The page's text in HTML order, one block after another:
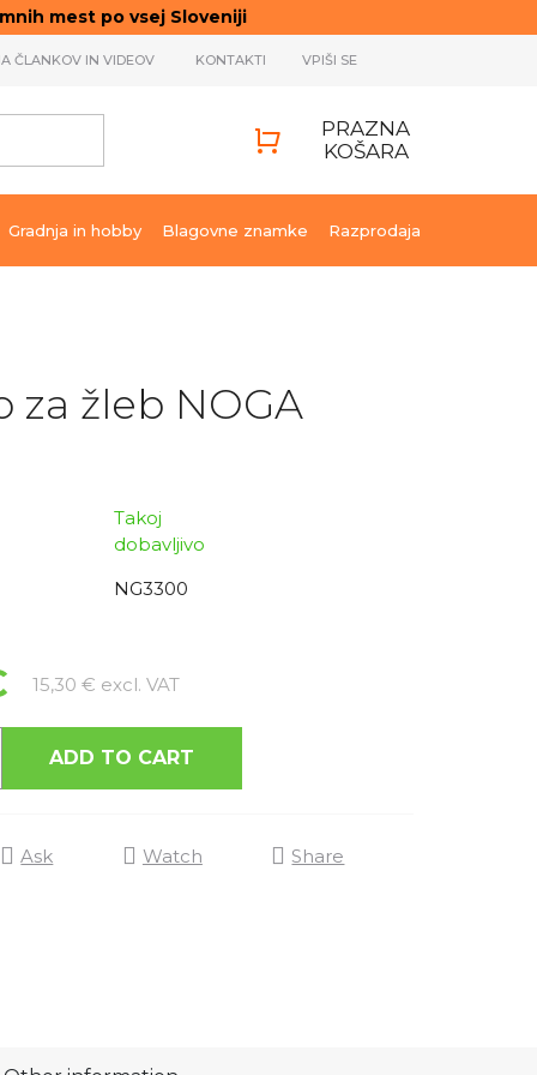
mest po vsej Sloveniji
ČLANKOV IN VIDEOV KONTAKTI VPIŠI SE
CART
PRAZNA
KOŠARA
Gradnja in hobby Blagovne znamke Razprodaja
za žleb NOGA
Takoj
dobavljivo
NG3300
15,30 € excl. VATMeasure price:
ADD TO CART
Ask Watch Share